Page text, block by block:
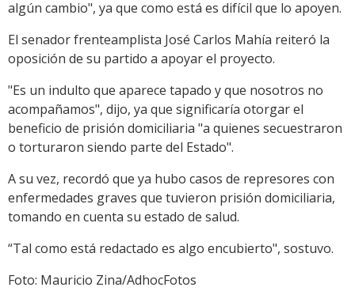
algún cambio", ya que como está es difícil que lo apoyen.
El senador frenteamplista José Carlos Mahía reiteró la
oposición de su partido a apoyar el proyecto.
"Es un indulto que aparece tapado y que nosotros no
acompañamos", dijo, ya que significaría otorgar el
beneficio de prisión domiciliaria "a quienes secuestraron
o torturaron siendo parte del Estado".
A su vez, recordó que ya hubo casos de represores con
enfermedades graves que tuvieron prisión domiciliaria,
tomando en cuenta su estado de salud.
“Tal como está redactado es algo encubierto", sostuvo.
Foto: Mauricio Zina/AdhocFotos